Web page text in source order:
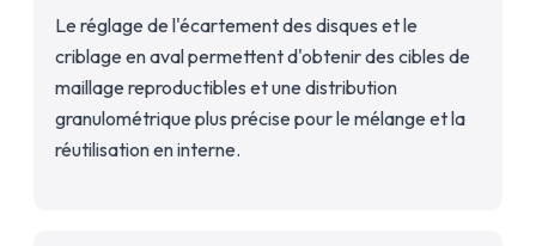
Le réglage de l'écartement des disques et le
criblage en aval permettent d'obtenir des cibles de
maillage reproductibles et une distribution
granulométrique plus précise pour le mélange et la
réutilisation en interne.